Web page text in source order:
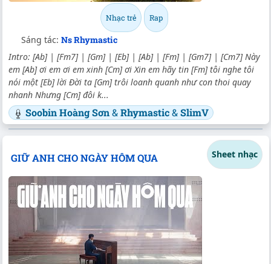
Nhạc trẻ Rap
Sáng tác: Ns Rhymastic
Intro: [Ab] | [Fm7] | [Gm] | [Eb] | [Ab] | [Fm] | [Gm7] | [Cm7] Này
em [Ab] ơi em ơi em xinh [Cm] ơi Xin em hãy tin [Fm] tôi nghe tôi
nói một [Eb] lời Đời ta [Gm] trôi loanh quanh như con thoi quay
nhanh Nhưng [Cm] đôi k...
Soobin Hoàng Sơn&Rhymastic&SlimV
GIỮ ANH CHO NGÀY HÔM QUA Sheet nhạc